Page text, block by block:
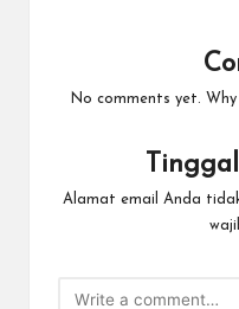
No comments yet.
Alamat email Anda